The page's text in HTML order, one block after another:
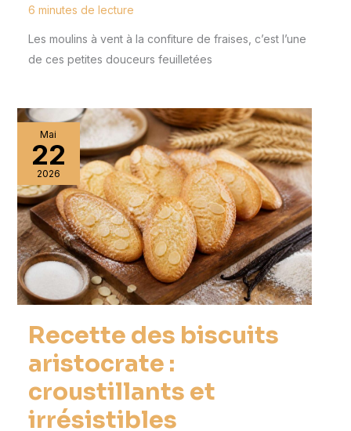
6 minutes de lecture
Les moulins à vent à la confiture de fraises, c’est l’une
de ces petites douceurs feuilletées
Mai
22
2026
Recette des biscuits
aristocrate :
croustillants et
irrésistibles